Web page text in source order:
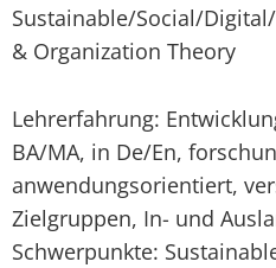
Sustainable/Social/
& Organization Theory
Lehrerfahrung:
BA/MA, in De/En,
anwendungsorientiert,
Zielgruppen, In- und
Schwerpunkte: